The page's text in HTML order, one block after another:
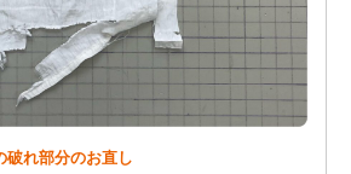
破れ部分のお直し